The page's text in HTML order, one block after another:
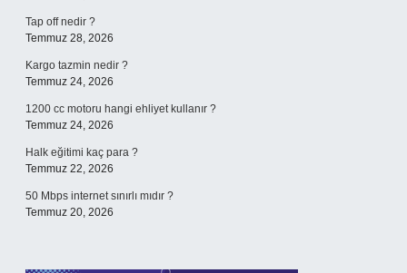
Tap off nedir ?
Temmuz 28, 2026
Kargo tazmin nedir ?
Temmuz 24, 2026
1200 cc motoru hangi ehliyet kullanır ?
Temmuz 24, 2026
Halk eğitimi kaç para ?
Temmuz 22, 2026
50 Mbps internet sınırlı mıdır ?
Temmuz 20, 2026